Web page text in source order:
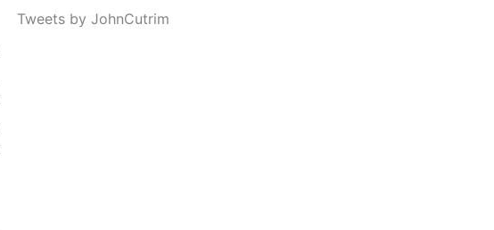
Tweets by JohnCutrim